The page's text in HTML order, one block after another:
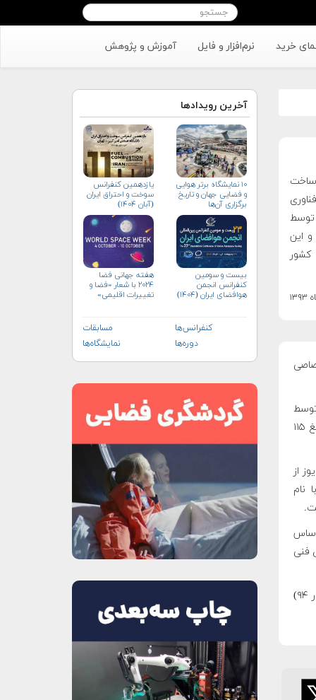
خرید نرم‌افزار و فایل آموزش و پژوهش
این
به کشور
– روس‌کاسموس – اجاره شده و این کشور سالانه مبلغ ۱۱۵
از
نام
بر اساس
فنی
نخستین پرتاب رسمی از این پایگاه با ارسال دو ماهواره به فضا در دسامبر ۲۰۱۵ (آذر ۹۴)
آخرین رویدادها
۱۰ نمایشگاه برتر هوایی
و فضایی جهان و تاریخ
برگزاری آن‌ها
یازدهمین کنفرانس
سوخت و احتراق ایران
(آبان‌ ۱۴۰۴)
بیست و سومین
کنفرانس انجمن
هوافضای ايران (۱۴۰۴)
هفته جهانی فضا
۲۰۲۴ با شعار «فضا و
تغییرات اقلیمی»
کنفرانس‌ها
مسابقات
دوره‌ها
نمایشگاه‌ها